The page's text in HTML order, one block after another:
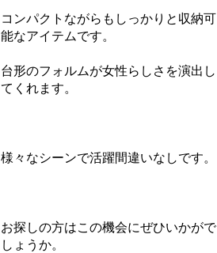
コンパクトながらもしっかりと収納可
能なアイテムです。
台形のフォルムが女性らしさを演出し
てくれます。
様々なシーンで活躍間違いなしです。
お探しの方はこの機会にぜひいかがで
しょうか。